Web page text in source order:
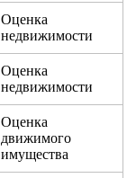
Оценка
недвижимости
Оценка
недвижимости
Оценка
движимого
имущества